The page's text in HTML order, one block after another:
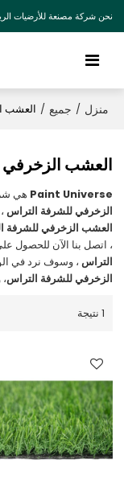
نحن شركة مصنعة للأرضيات
منزل / جميع / العشب
العشب الزخرفي
Paint Universe هي
الزخرفي للشرفة التراس
العشب الزخرفي للشرفة
، اتصل بنا الآن للحصول
التراس ، وسوف نرد في
الزخرفي للشرفة التراس
1 نتيجة